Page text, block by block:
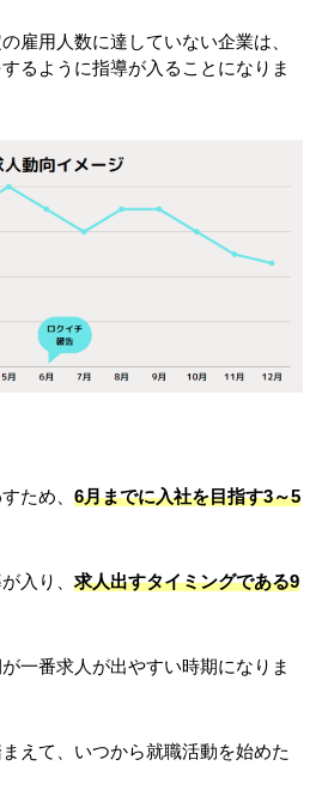
雇用人数に達していない企業は、
るように指導が入ることになりま
ため、 6月までに入社を目指す3～5
入り、 求人出すタイミングである9
一番求人が出やすい時期になりま
えて、いつから就職活動を始めた